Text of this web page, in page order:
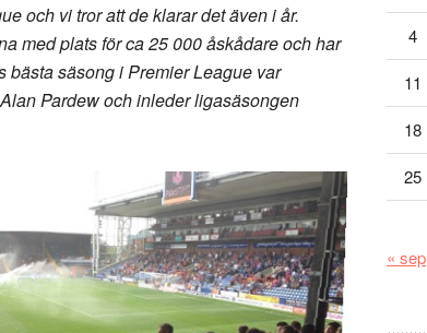
och vi tror att de klarar det även i år.
med plats för ca 25 000 åskådare och har
bästa säsong i Premier League var
Pardew och inleder ligasäsongen
4
11
18
25
« sep